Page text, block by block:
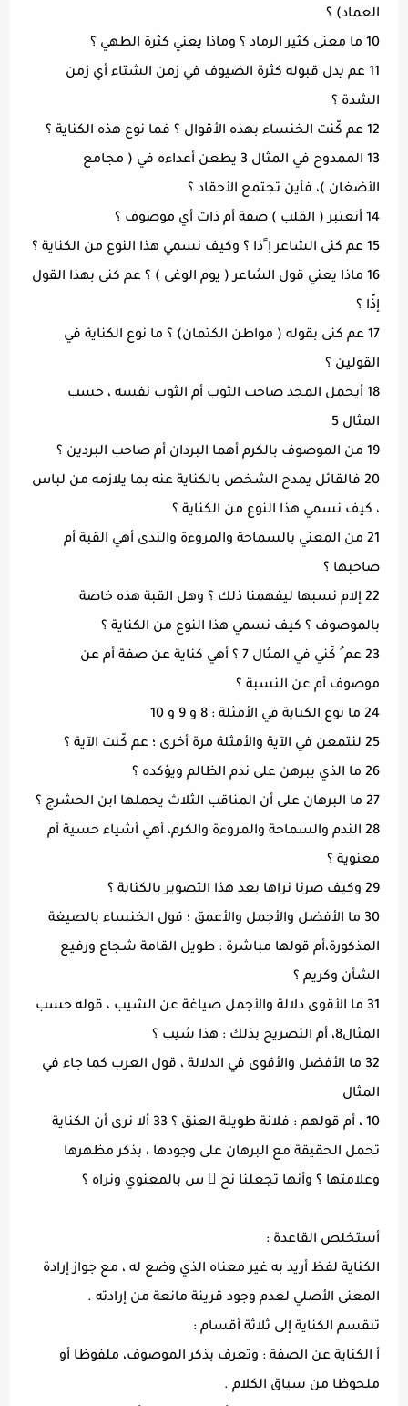
العماد) ؟
10 ما معنى كثير الرماد ؟ وماذا يعني كثرة الطهي ؟
11 عم يدل قبوله كثرة الضيوف في زمن الشتاء أي زمن
الشدة ؟
12 عم كّنت الخنساء بهذه الأقوال ؟ فما نوع هذه الكناية ؟
13 الممدوح في المثال 3 يطعن أعداءه في ( مجامع
الأضغان )، فأين تجتمع الأحقاد ؟
14 أنعتبر ( القلب ) صفة أم ذات أي موصوف ؟
15 عم كنى الشاعر إ ًذا ؟ وكيف نسمي هذا النوع من الكناية ؟
16 ماذا يعني قول الشاعر ( يوم الوغى ) ؟ عم كنى بهذا القول
إذًا ؟
17 عم كنى بقوله ( مواطن الكتمان) ؟ ما نوع الكناية في
القولين ؟
18 أيحمل المجد صاحب الثوب أم الثوب نفسه ، حسب
المثال 5
19 من الموصوف بالكرم أهما البردان أم صاحب البردين ؟
20 فالقائل يمدح الشخص بالكناية عنه بما يلازمه من لباس
، كيف نسمي هذا النوع من الكناية ؟
21 من المعني بالسماحة والمروءة والندى أهي القبة أم
صاحبها ؟
22 إلام نسبها ليفهمنا ذلك ؟ وهل القبة هذه خاصة
بالموصوف ؟ كيف نسمي هذا النوع من الكناية ؟
23 عم ُ كّني في المثال 7 ؟ أهي كناية عن صفة أم عن
موصوف أم عن النسبة ؟
24 ما نوع الكناية في الأمثلة : 8 و 9 و 10
25 لنتمعن في الآية والأمثلة مرة أخرى ؛ عم كّنت الآية ؟
26 ما الذي يبرهن على ندم الظالم ويؤكده ؟
27 ما البرهان على أن المناقب الثلاث يحملها ابن الحشرج ؟
28 الندم والسماحة والمروءة والكرم، أهي أشياء حسية أم
معنوية ؟
29 وكيف صرنا نراها بعد هذا التصوير بالكناية ؟
30 ما الأفضل والأجمل والأعمق ؛ قول الخنساء بالصيغة
المذكورة،أم قولها مباشرة : طويل القامة شجاع ورفيع
الشأن وكريم ؟
31 ما الأقوى دلالة والأجمل صياغة عن الشيب ، قوله حسب
المثال8، أم التصريح بذلك : هذا شيب ؟
32 ما الأفضل والأقوى في الدلالة ، قول العرب كما جاء في
المثال
10 ، أم قولهم : فلانة طويلة العنق ؟ 33 ألا نرى أن الكناية
تحمل الحقيقة مع البرهان على وجودها ، بذكر مظهرها
وعلامتها ؟ وأنها تجعلنا نح  س بالمعنوي ونراه ؟
أستخلص القاعدة :
الكناية لفظ أريد به غير معناه الذي وضع له ، مع جواز إرادة
المعنى الأصلي لعدم وجود قرينة مانعة من إرادته .
تنقسم الكناية إلى ثلاثة أقسام :
أ الكناية عن الصفة : وتعرف بذكر الموصوف، ملفوظا أو
ملحوظا من سياق الكلام .